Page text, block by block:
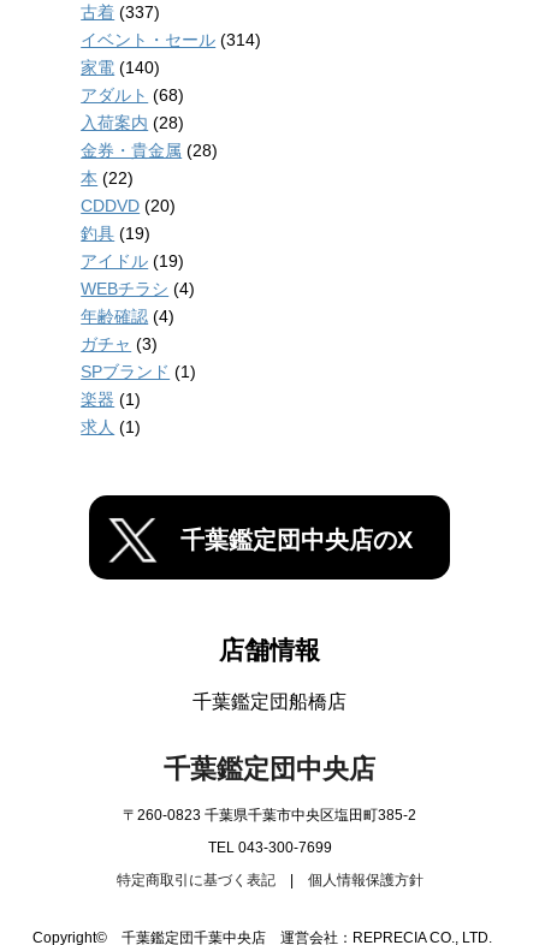
古着 (337)
イベント・セール (314)
家電 (140)
アダルト (68)
入荷案内 (28)
金券・貴金属 (28)
本 (22)
CDDVD (20)
釣具 (19)
アイドル (19)
WEBチラシ (4)
年齢確認 (4)
ガチャ (3)
SPブランド (1)
楽器 (1)
求人 (1)
千葉鑑定団中央店のX
店舗情報
千葉鑑定団船橋店
千葉鑑定団中央店
〒260-0823 千葉県千葉市中央区塩田町385-2
TEL 043-300-7699
特定商取引に基づく表記| 個人情報保護方針
Copyright© 千葉鑑定団千葉中央店 運営会社：REPRECIA CO., LTD.